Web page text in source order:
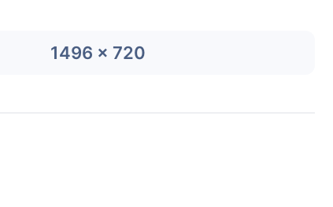
1496 x 720